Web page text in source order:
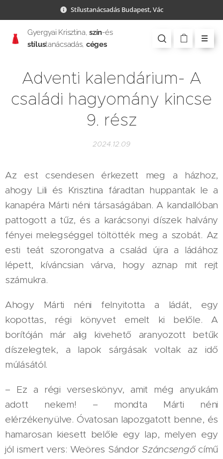
Stílustanácsadás Budapest, Vác
Gyergyai Krisztina, szín-és
stílustanácsadás, céges
Adventi kalendárium- A
családi hagyomány kincse
9. rész
2024.12.09
Az est csendesen érkezett meg a házhoz,
ahogy Lili és Krisztina fáradtan huppantak le a
kanapéra Márti néni társaságában. A kandallóban
pattogott a tűz, és a karácsonyi díszek halvány
fényei melegséggel töltötték meg a szobát. Az
esti teát szorongatva a család újra a ládához
lépett, kíváncsian várva, hogy aznap mit rejt
számukra.
Ahogy Márti néni felnyitotta a ládát, egy
kopottas, régi könyvet emelt ki belőle. A
borítóján már alig kivehető aranyozott betűk
díszelegtek, a lapok sárgásak voltak az idő
múlásától.
– Ez a régi verseskönyv, amit még anyukám
adott nekem! – mondta Márti néni
elérzékenyülve. Óvatosan lapozgatott benne, és
hamarosan kiesett belőle egy lap, melyen egy
jól ismert vers: Weöres SándorSzáncsengőcímű